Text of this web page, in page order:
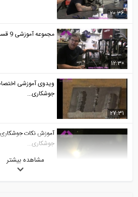
20:36
12:30
مجموعه آموزشی 9 قسمتی فرآیند جوشکاری با...
27:31
ویدوی آموزشی
جوشکاری...
آموزش نکات جوشکاری
جوشکاری...
مشاهده بیشتر